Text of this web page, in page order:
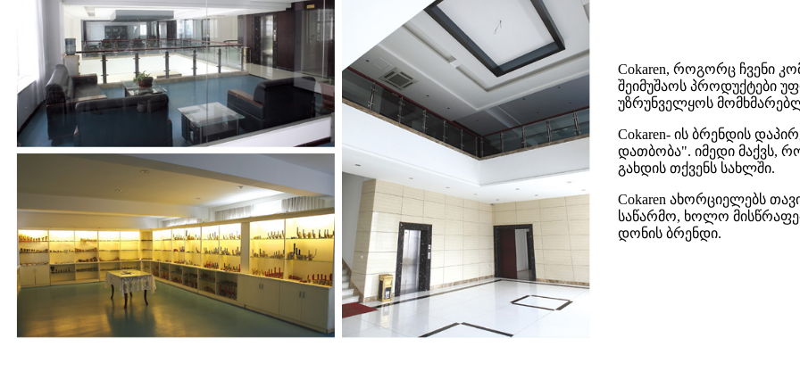
Cokaren, როგორც ჩვენი
შეიმუშაოს პროდუქტები
უზრუნველყოს
Cokaren- ის ბრენდის
დათბობა". იმედი მაქვს,
გახდის თქვენს სახლში.
Cokaren ახორციელებს
საწარმო, ხოლო
დონის ბრენდი.